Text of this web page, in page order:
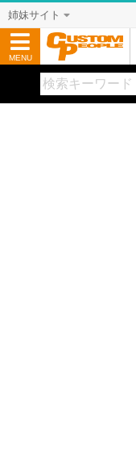
姉妹サイト
MENU